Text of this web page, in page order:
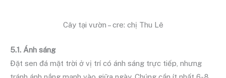
Cây tại vườn – cre: chị Thu Lê
5.1. Ánh sáng
Đặt sen đá mặt trời ở vị trí có ánh sáng trực tiếp, nhưng